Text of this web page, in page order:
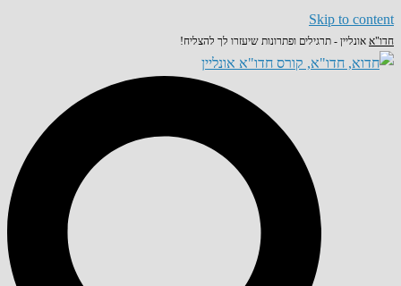
Skip to content
חדו"א אונליין - תרגילים ופתרונות שיעזרו לך להצליח!